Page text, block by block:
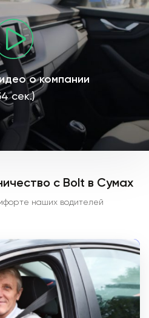
о компании
сек.)
с Bolt в Сумах
наших водителей